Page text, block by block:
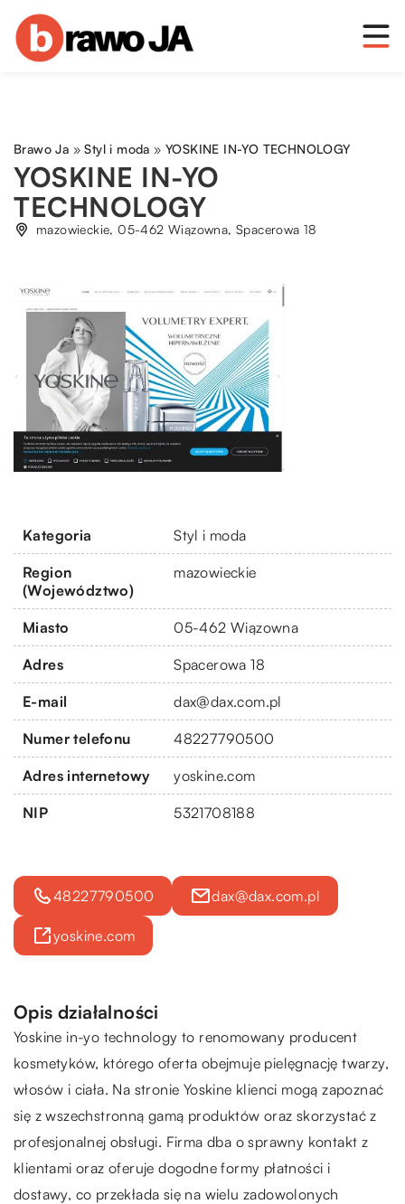
Brawo Ja »Styl i moda »YOSKINE IN-YO TECHNOLOGY
YOSKINE IN-YO
TECHNOLOGY
mazowieckie, 05-462 Wiązowna, Spacerowa 18
Kategoria Styl i moda
Region
(Województwo)
mazowieckie
Miasto 05-462 Wiązowna
Adres Spacerowa 18
E-mail dax@dax.com.pl
Numer telefonu 48227790500
Adres internetowy yoskine.com
NIP 5321708188
48227790500 dax@dax.com.pl
yoskine.com
Opis działalności
Yoskine in-yo technology to renomowany producent
kosmetyków, którego oferta obejmuje pielęgnację twarzy,
włosów i ciała. Na stronie Yoskine klienci mogą zapoznać
się z wszechstronną gamą produktów oraz skorzystać z
profesjonalnej obsługi. Firma dba o sprawny kontakt z
klientami oraz oferuje dogodne formy płatności i
dostawy, co przekłada się na wielu zadowolonych